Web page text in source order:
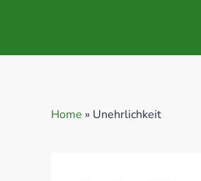
Home » Unehrlichkeit